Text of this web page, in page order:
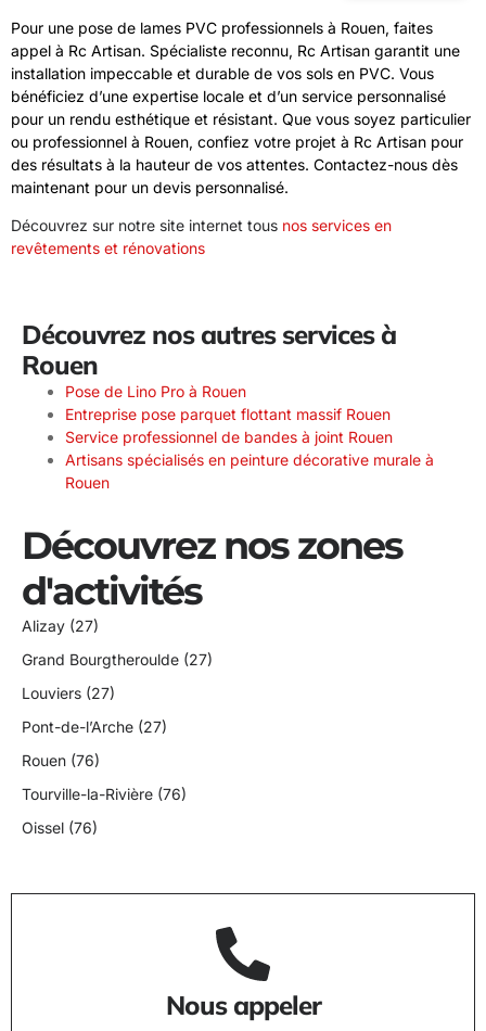
Pour une pose de lames PVC professionnels à Rouen, faites
appel à Rc Artisan. Spécialiste reconnu, Rc Artisan garantit une
installation impeccable et durable de vos sols en PVC. Vous
bénéficiez d’une expertise locale et d’un service personnalisé
pour un rendu esthétique et résistant. Que vous soyez particulier
ou professionnel à Rouen, confiez votre projet à Rc Artisan pour
des résultats à la hauteur de vos attentes. Contactez-nous dès
maintenant pour un devis personnalisé.
Découvrez sur notre site internet tous nos services en
revêtements et rénovations
Découvrez nos autres services à
Rouen
Pose de Lino Pro à Rouen
Entreprise pose parquet flottant massif Rouen
Service professionnel de bandes à joint Rouen
Artisans spécialisés en peinture décorative murale à
Rouen
Découvrez nos zones
d'activités
Alizay (27)
Grand Bourgtheroulde (27)
Louviers (27)
Pont-de-l’Arche (27)
Rouen (76)
Tourville-la-Rivière (76)
Oissel (76)
Nous appeler